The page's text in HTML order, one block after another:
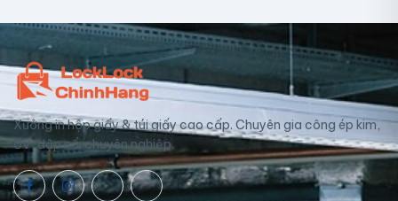
Xưởng in hộp giấy & túi giấy cao cấp. Chuyên gia công ép kim,
UV, dập nổi chuyên nghiệp.